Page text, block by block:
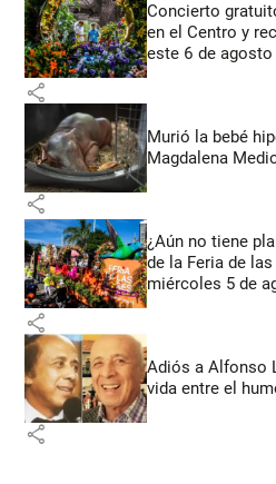
Concierto
en el Centro y
este 6 de
share
Murió la bebé
Magdalena
share
¿Aún no tiene
de la Feria de
miércoles 5 de
share
Adiós a Alfonso
vida entre el
share